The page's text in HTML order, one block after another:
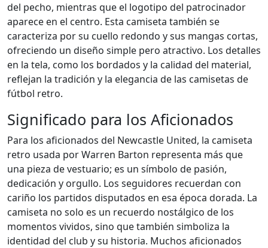
del pecho, mientras que el logotipo del patrocinador
aparece en el centro. Esta camiseta también se
caracteriza por su cuello redondo y sus mangas cortas,
ofreciendo un diseño simple pero atractivo. Los detalles
en la tela, como los bordados y la calidad del material,
reflejan la tradición y la elegancia de las camisetas de
fútbol retro.
Significado para los Aficionados
Para los aficionados del Newcastle United, la camiseta
retro usada por Warren Barton representa más que
una pieza de vestuario; es un símbolo de pasión,
dedicación y orgullo. Los seguidores recuerdan con
cariño los partidos disputados en esa época dorada. La
camiseta no solo es un recuerdo nostálgico de los
momentos vividos, sino que también simboliza la
identidad del club y su historia. Muchos aficionados